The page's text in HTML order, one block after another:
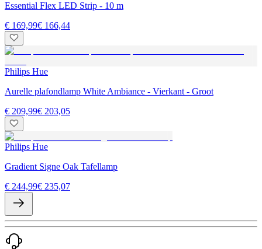
Essential Flex LED Strip - 10 m
€ 169,99€ 166,44
Philips Hue
Aurelle plafondlamp White Ambiance - Vierkant - Groot
€ 209,99€ 203,05
Philips Hue
Gradient Signe Oak Tafellamp
€ 244,99€ 235,07